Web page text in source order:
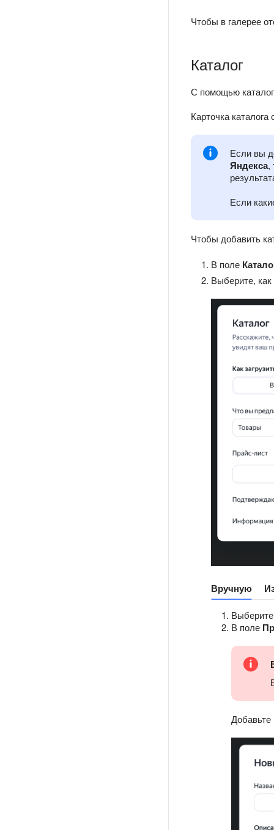
Чтобы в галерее
Каталог
С помощью
Карточка
Если вы
Яндекса,
Если
Чтобы добавить
В поле
Выберите,
Вручную
В поле
Добавьте